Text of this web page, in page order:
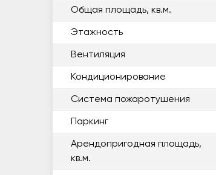
Общая площадь, кв.м.
Этажность
Вентиляция
Кондиционирование
Система пожаротушения
Паркинг
Арендопригодная площадь,
кв.м.